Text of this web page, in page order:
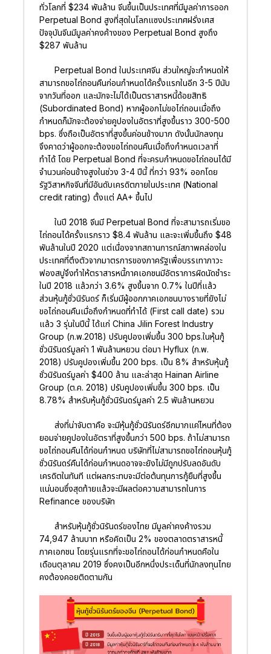
ทั่วโลกที่ $234 พันล้าน จีนขึ้นเป็นประเทศที่มีมูลค่าการออก
Perpetual Bond สูงที่สุดในโลกแซงประเทศฝรั่งเศส
ปัจจุบันจีนมีมูลค่าคงค้างของ Perpetual Bond สูงถึง
$287 พันล้าน
Perpetual Bond ในประเทศจีน ส่วนใหญ่จะกำหนดให้
สามารถขอไถ่ถอนคืนก่อนกำหนดได้ครั้งแรกในอีก 3-5 ปีนับ
จากวันที่ออก และมักจะไม่ได้เป็นตราสารหนี้ด้อยสิทธิ
(Subordinated Bond) หากผู้ออกไม่ขอไถ่ถอนเมื่อถึง
กำหนดก็มักจะต้องจ่ายคูปองในอัตราที่สูงขึ้นราว 300-500
bps. ซึ่งถือเป็นอัตราที่สูงขึ้นค่อนข้างมาก ดังนั้นนักลงทุน
จึงคาดว่าผู้ออกจะต้องขอไถ่ถอนคืนเมื่อถึงกำหนดเวลาที่
ทำได้ โดย Perpetual Bond ที่จะครบกำหนดขอไถ่ถอนได้มี
จำนวนค่อนข้างสูงในช่วง 3-4 ปีนี้ ที่กว่า 93% ออกโดย
รัฐวิสาหกิจจีนที่มีอันดับเครดิตภายในประเทศ (National
credit rating) ตั้งแต่ AA+ ขึ้นไป
ในปี 2018 จีนมี Perpetual Bond ที่จะสามารถเริ่มขอ
ไถ่ถอนได้ครั้งแรกราว $8.4 พันล้าน และจะเพิ่มขึ้นถึง $48
พันล้านในปี 2020 แต่เนื่องจากสถานการณ์สภาพคล่องใน
ประเทศที่ตึงตัวจากมาตรการของภาครัฐเพื่อบรรเทาภาวะ
ฟองสบู่จึงทำให้ตราสารหนี้ภาคเอกชนมีอัตราการผิดนัดชำระ
ในปี 2018 แล้วกว่า 3.6% สูงขึ้นจาก 0.7% ในปีที่แล้ว
ส่วนหุ้นกู้ชั่วนิรันดร์ ก็เริ่มมีผู้ออกภาคเอกชนบางรายที่ยังไม่
ขอไถ่ถอนคืนเมื่อถึงกำหนดที่ทำได้ (First call date) รวม
แล้ว 3 รุ่นในปีนี้ ได้แก่ China Jilin Forest Industry
Group (ก.พ.2018) ปรับคูปองเพิ่มขึ้น 300 bps.ในหุ้นกู้
ชั่วนิรันดร์มูลค่า 1 พันล้านหยวน ต่อมา Hyflux (ก.พ.
2018) ปรับคูปองเพิ่มขึ้น 200 bps. เป็น 8% สำหรับหุ้นกู้
ชั่วนิรันดร์มูลค่า $400 ล้าน และล่าสุด Hainan Airline
Group (ต.ค. 2018) ปรับคูปองเพิ่มขึ้น 300 bps. เป็น
8.78% สำหรับหุ้นกู้ชั่วนิรันดร์มูลค่า 2.5 พันล้านหยวน
ส่งที่น่าจับตาคือ จะมีหุ้นกู้ชั่วนิรันดร์อีกมากแค่ไหนที่ต้อง
ยอมจ่ายคูปองในอัตราที่สูงขึ้นกว่า 500 bps. ถ้าไม่สามารถ
ขอไถ่ถอนคืนได้ก่อนกำหนด บริษัทที่ไม่สามารถขอไถ่ถอนหุ้นกู้
ชั่วนิรันดร์คืนได้ก่อนกำหนดอาจจะยังไม่มีถูกปรับลดอันดับ
เครดิตในทันที แต่ผลกระทบจะมีต่อต้นทุนการกู้ยืมที่สูงขึ้น
แน่นอนซึ่งสุดท้ายแล้วจะมีผลต่อความสามารถในการ
Refinance ของบริษัท
สำหรับหุ้นกู้ชั่วนิรันดร์ของไทย มีมูลค่าคงค้างรวม
74,947 ล้านบาท หรือคิดเป็น 2% ของตลาดตราสารหนี้
ภาคเอกชน โดยรุ่นแรกที่จะขอไถ่ถอนได้ก่อนกำหนดคือใน
เดือนตุลาคม 2019 ซึ่งคงเป็นอีกหนึ่งประเด็นที่นักลงทุนไทย
คงต้องคอยติดตามกัน